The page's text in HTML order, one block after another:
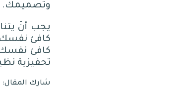
وتصميمك .
يجب أنْ
كافئ نفسك
كافئ نفسك
تحفيزية
شارك المقال: